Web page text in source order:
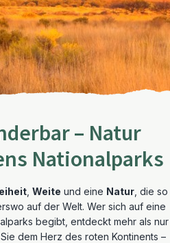
– Natur
Nationalparks
Weite und eine Natur , die so
auf der Welt. Wer sich auf eine
begibt, entdeckt mehr als nur
dem Herz des roten Kontinents –